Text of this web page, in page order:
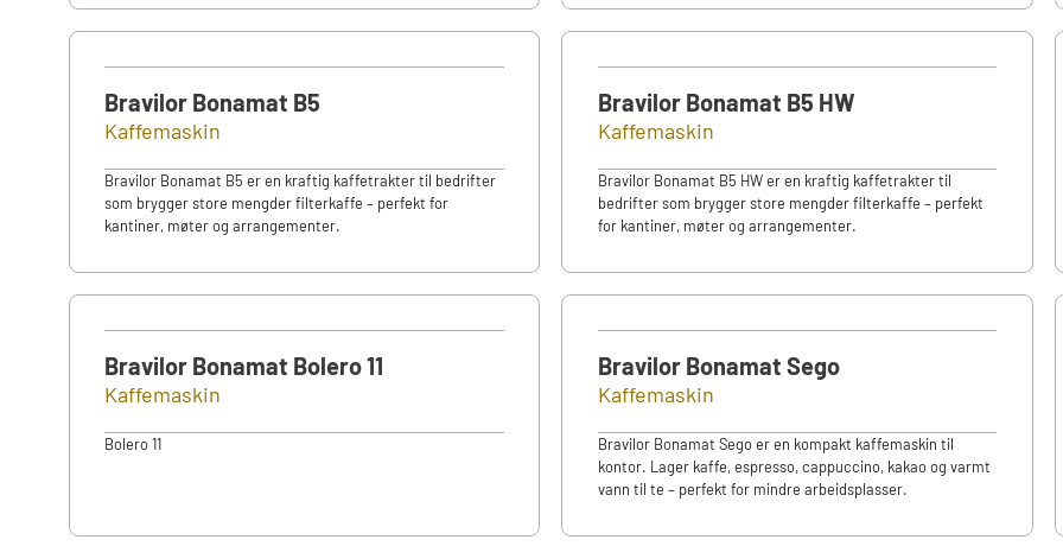
Bravilor Bonamat B5
Kaffemaskin
Bravilor Bonamat B5 er en kraftig kaffetrakter til bedrifter
som brygger store mengder filterkaffe – perfekt for
kantiner, møter og arrangementer.
Bravilor Bonamat B5 HW
Kaffemaskin
Bravilor Bonamat B5 HW er en kraftig kaffetrakter til
bedrifter som brygger store mengder filterkaffe – perfekt
for kantiner, møter og arrangementer.
Bravilor Bonamat Bolero 11
Kaffemaskin
Bolero 11
Bravilor Bonamat Sego
Kaffemaskin
Bravilor Bonamat Sego er en kompakt kaffemaskin til
kontor. Lager kaffe, espresso, cappuccino, kakao og varmt
vann til te – perfekt for mindre arbeidsplasser.